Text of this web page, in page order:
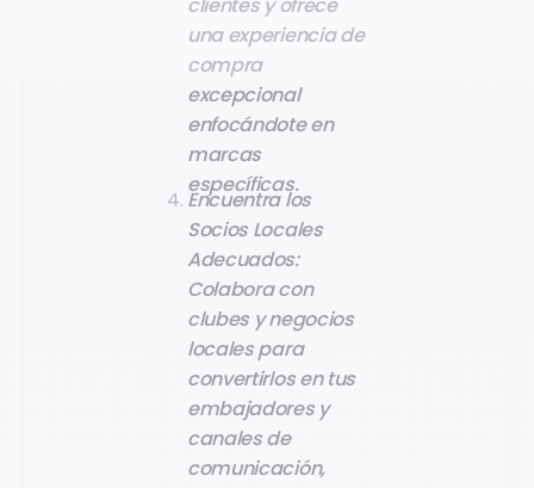
una experiencia de
compra
excepcional
enfocándote en
marcas
específicas.
Encuentra los
Socios Locales
Adecuados:
Colabora con
clubes y negocios
locales para
convertirlos en tus
embajadores y
canales de
comunicación,